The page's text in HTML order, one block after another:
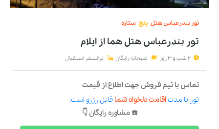
تور بندرعباسهتل پنج ستاره
تور بندرعباس هتل همااز ایلام
2 شب و 3 روز صبحانه رایگان ترانسفر استقبال
تماس با تیم فروش جهت اطلاع از قیمت
تور با مدتاقامت دلخواه شما قابل رزرو است.
☎️ مشاوره رایگان 👇